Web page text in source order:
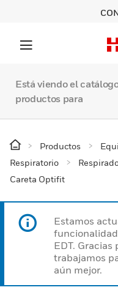
Está viendo el
productos para
Productos
Respiratorio
Careta Optifit
Estamos
EDT.
trabajamos
aún mejor.